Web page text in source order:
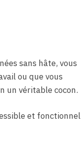
sans hâte, vous
ou que vous
un véritable cocon.
et fonctionnel